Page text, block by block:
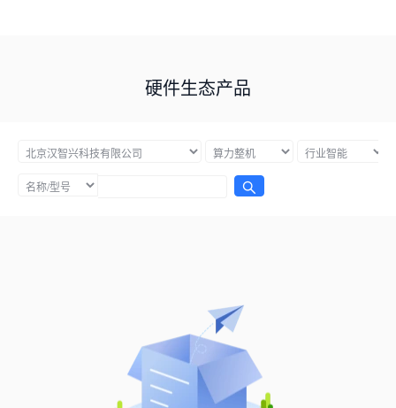
硬件生态产品